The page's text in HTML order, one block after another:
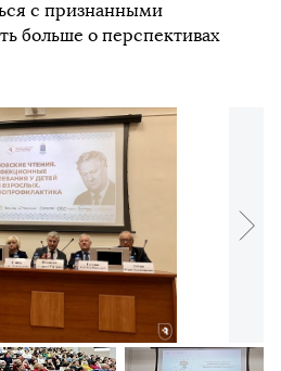
с признанными
больше о перспективах